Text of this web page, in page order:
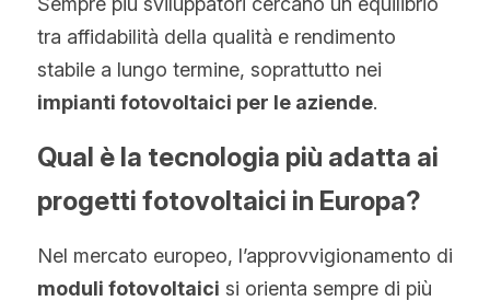
tra affidabilità della qualità e rendimento
impianti fotovoltaici per le aziende.
Qual è la tecnologia più adatta ai
progetti fotovoltaici in Europa?
moduli fotovoltaici si orienta sempre di più